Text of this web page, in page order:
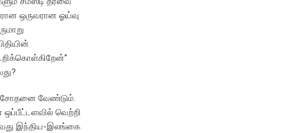
ஒருவரான ஓய்வு
வேண்டும்.
வெற்றி
இந்திய-இலங்கை